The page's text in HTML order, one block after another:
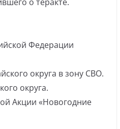
Федерации
округа в зону СВО.
округа.
Акции «Новогодние